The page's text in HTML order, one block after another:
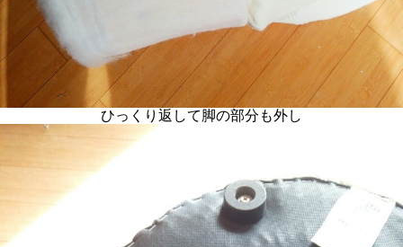
ひっくり返して脚の部分も外し